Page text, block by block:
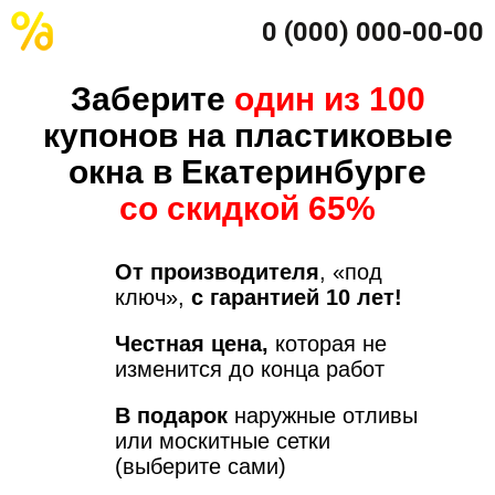
0 (000) 000-00-00
Заберите один из 100
купонов на пластиковые
окна в Екатеринбурге
со скидкой 65%
От производителя, «под
ключ», с гарантией 10 лет!
Честная цена, которая не
изменится до конца работ
В подарок наружные отливы
или москитные сетки
(выберите сами)